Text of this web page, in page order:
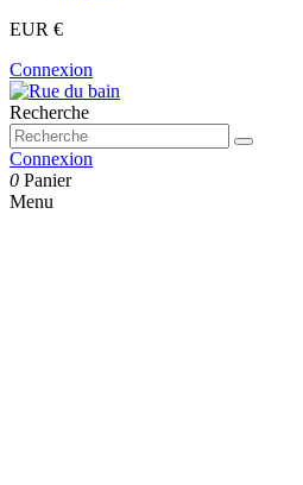
EUR €
Connexion
Recherche
Connexion
0 Panier
Menu